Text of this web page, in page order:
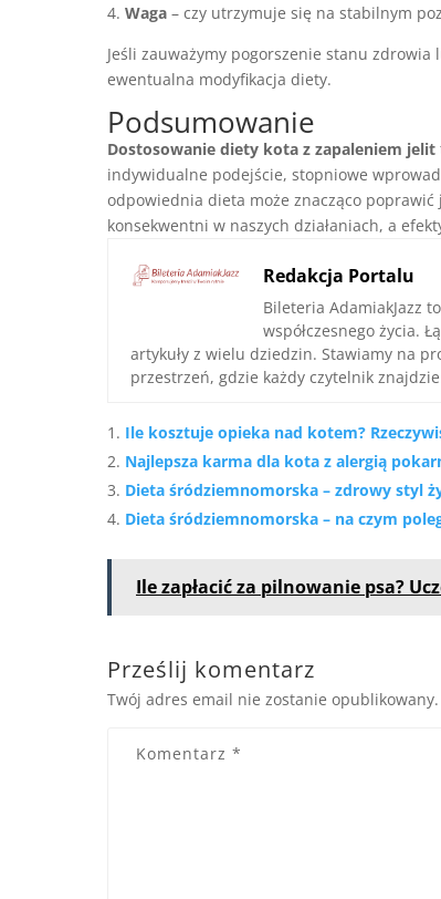
4. Waga – czy utrzymuje się na stabilnym
Jeśli zauważymy pogorszenie stanu
ewentualna modyfikacja diety.
Podsumowanie
Dostosowanie diety kota z zapaleniem jelit
indywidualne podejście, stopniowe
odpowiednia dieta może znacząco
konsekwentni w naszych działaniach, a
Redakcja Portalu
Bileteria AdamiakJazz
współczesnego życia.
artykuły z wielu dziedzin. Stawiamy na
przestrzeń, gdzie każdy czytelnik
Ile kosztuje opieka nad kotem?
Najlepsza karma dla kota z alergią
Dieta śródziemnomorska – zdrowy styl
Dieta śródziemnomorska – na czym
Ile zapłacić za pilnowanie psa?
Prześlij komentarz
Twój adres email nie zostanie opublikowany.